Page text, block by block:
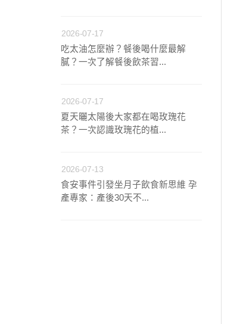
2026-07-17
吃太油怎麼辦？餐後喝什麼最解
膩？一次了解餐後飲茶習...
2026-07-17
夏天曬太陽後大家都在喝玫瑰花
茶？一次認識玫瑰花的植...
2026-07-13
食安事件引發坐月子飲食新思維 孕
產專家：產後30天不...